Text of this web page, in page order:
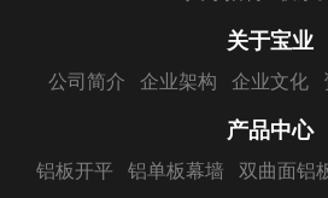
关于宝业
公司简介 企业架构 企业文化
产品中心
铝板开平 铝单板幕墙 双曲面铝